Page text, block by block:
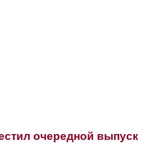
очередной выпуск